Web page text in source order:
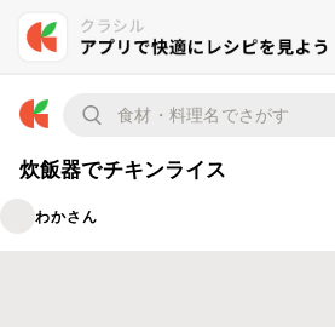
炊飯器でチキンライス
わかさん